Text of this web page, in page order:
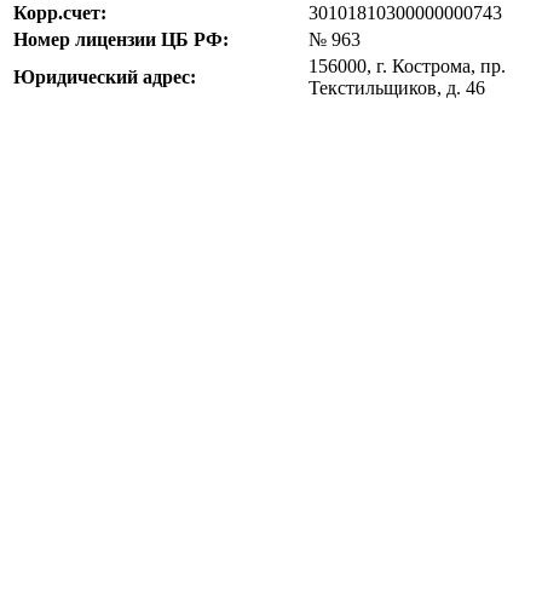
Корр.счет:
30101810300000000743
Номер лицензии ЦБ РФ:
№ 963
Юридический адрес:
156000, г. Кострома, пр.
Текстильщиков, д. 46